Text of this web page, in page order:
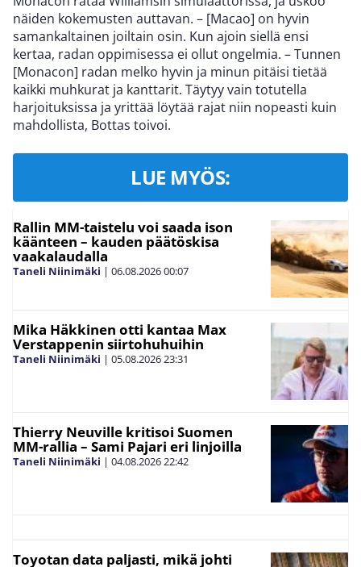
näiden kokemusten auttavan. – [Macao] on hyvin
samankaltainen joiltain osin. Kun ajoin siellä ensi
kertaa, radan oppimisessa ei ollut ongelmia. – Tunnen
[Monacon] radan melko hyvin ja minun pitäisi tietää
kaikki muhkurat ja kanttarit. Täytyy vain totutella
harjoituksissa ja yrittää löytää rajat niin nopeasti kuin
mahdollista, Bottas toivoi.
LUE MYÖS:
Rallin MM-taistelu voi saada ison
käänteen – kauden päätöskisa
vaakalaudalla
Taneli Niinimäki | 06.08.202600:07
Mika Häkkinen otti kantaa Max
Verstappenin siirtohuhuihin
Taneli Niinimäki | 05.08.202623:31
Thierry Neuville kritisoi Suomen
MM-rallia – Sami Pajari eri linjoilla
Taneli Niinimäki | 04.08.202622:42
Toyotan data paljasti, mikä johti